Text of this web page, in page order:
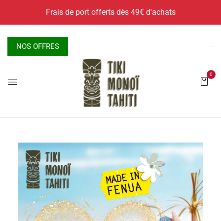
Frais de port offerts dès 49€ d'achats
NOS OFFRES
0